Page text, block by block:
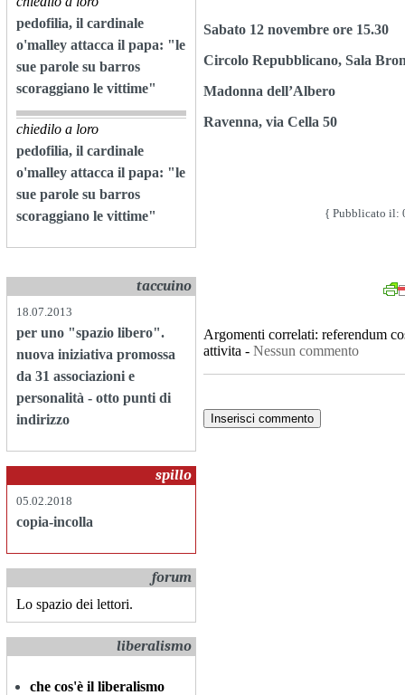
pedofilia, il cardinale
o'malley attacca il papa: "le
sue parole su barros
scoraggiano le vittime"
chiedilo a loro
pedofilia, il cardinale
o'malley attacca il papa: "le
sue parole su barros
scoraggiano le vittime"
taccuino
18.07.2013
per uno "spazio libero".
nuova iniziativa promossa
da 31 associazioni e
personalità - otto punti di
indirizzo
spillo
05.02.2018
copia-incolla
forum
Lo spazio dei lettori.
liberalismo
che cos'è il liberalismo
Sabato 12 novembre ore 15.30
Circolo Repubblicano, Sala
Madonna dell’Albero
Ravenna, via Cella 50
{ Pubblicato il:
Argomenti correlati: referendum
attivita - Nessun commento